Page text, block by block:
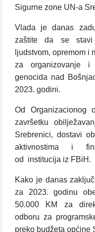
Sigurne zone UN-a
Vlada je danas
zaštite da se
ljudstvom, opremom i
za organizovanje i
genocida nad
2023. godini.
Od
završetku
Srebrenici, dostavi
aktivnostima i
od
institucija iz FBiH.
Kako je danas
za 2023. godinu
50.000 KM za
odboru za
preko budžeta općine